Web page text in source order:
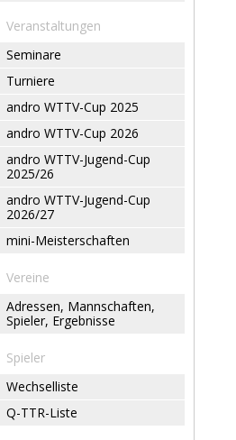
Veranstaltungen
Seminare
Turniere
andro WTTV-Cup 2025
andro WTTV-Cup 2026
andro WTTV-Jugend-Cup
2025/26
andro WTTV-Jugend-Cup
2026/27
mini-Meisterschaften
Vereine
Adressen, Mannschaften,
Spieler, Ergebnisse
Spieler
Wechselliste
Q-TTR-Liste